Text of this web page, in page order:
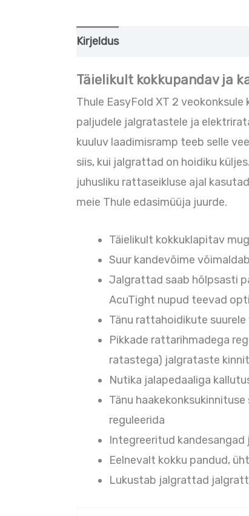
Kirjeldus
Täielikult kokkupandav ja
Thule EasyFold XT 2
paljudele jalgratastele ja
kuuluv laadimisramp teeb selle
siis, kui jalgrattad on hoidiku
juhusliku rattaseikluse ajal
meie Thule edasimüüja juurde.
Täielikult kokkuklapitav
Suur kandevõime
Jalgrattad saab hõlpsasti
AcuTight nupud teevad
Tänu rattahoidikute
Pikkade rattarihmadega
ratastega) jalgrataste
Nutika jalapedaaliga
Tänu
reguleerida
Integreeritud
Eelnevalt kokku pandud,
Lukustab jalgrattad